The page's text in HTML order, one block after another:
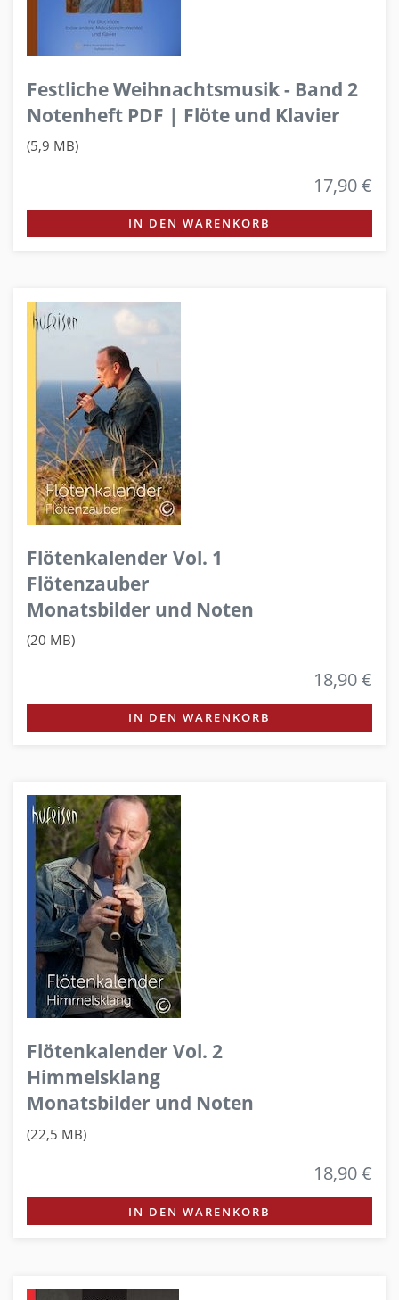
Festliche Weihnachtsmusik - Band 2
Notenheft PDF | Flöte und Klavier
(5,9 MB)
17,90 €
IN DEN WARENKORB
Flötenkalender Vol. 1
Flötenzauber
Monatsbilder und Noten
(20 MB)
18,90 €
IN DEN WARENKORB
Flötenkalender Vol. 2
Himmelsklang
Monatsbilder und Noten
(22,5 MB)
18,90 €
IN DEN WARENKORB